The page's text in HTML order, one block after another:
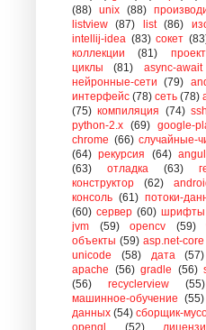
(88) unix (88)
listview
(87) list (86)
intellij-idea (83) сокет
коллекции
(81)
циклы
(81) async-await
нейронные-сети (79)
интерфейс (78) сеть (78)
(75) компиляция (74) ssh
python-2.x (69) google-
chrome (66) случайные-
(64) рекурсия (64)
(63)
отладка (63)
конструктор
(62)
консоль (61) потоки-
(60) сервер (60) шрифты
jvm
(59) opencv (59)
объекты (59) asp.net-core
unicode
(58) дата (57)
apache (56) gradle (56)
(56)
recyclerview (55)
машинное-обучение (55)
данных (54) сборщик-
opengl
(52)